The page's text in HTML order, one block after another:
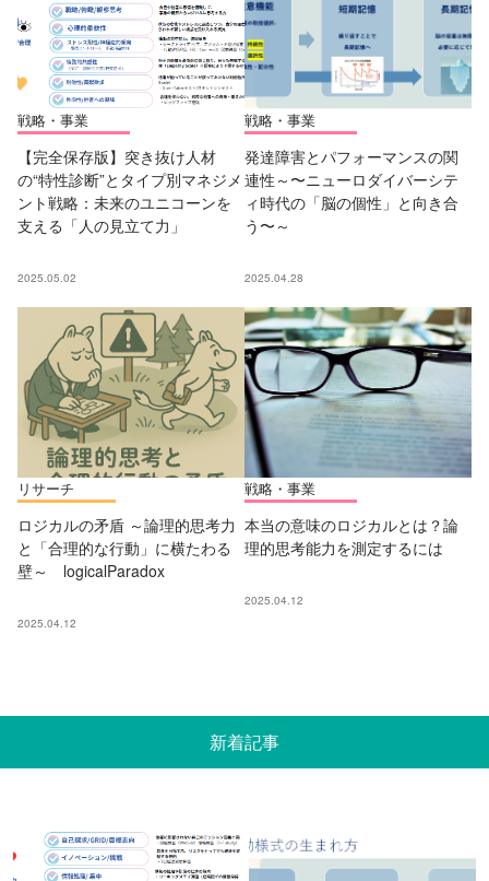
戦略・事業
【完全保存版】突き抜け人材
の“特性診断”とタイプ別マネジメ
ント戦略：未来のユニコーンを
支える「人の見立て力」
2025.05.02
戦略・事業
発達障害とパフォーマンスの関
連性～〜ニューロダイバーシテ
ィ時代の「脳の個性」と向き合
う〜～
2025.04.28
リサーチ
ロジカルの矛盾 ～論理的思考力
と「合理的な行動」に横たわる
壁～ logicalParadox
2025.04.12
戦略・事業
本当の意味のロジカルとは？論
理的思考能力を測定するには
2025.04.12
新着記事